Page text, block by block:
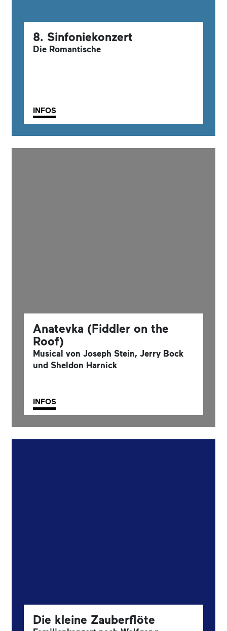
8. Sinfoniekonzert
Die Romantische
INFOS
Anatevka (Fiddler on the
Roof)
Musical von Joseph Stein, Jerry Bock
und Sheldon Harnick
INFOS
Die kleine Zauberflöte